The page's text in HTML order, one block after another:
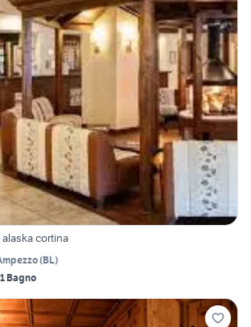
cortina
(BL)
1 Bagno